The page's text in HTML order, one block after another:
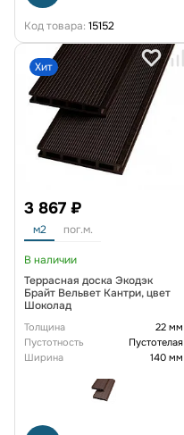
Код товара: 15152
Хит
3 867 ₽
м2 пог.м.
В наличии
Террасная доска Экодэк
Брайт Вельвет Кантри, цвет
Шоколад
Толщина
22 мм
Пустотность
Пустотелая
Ширина
140 мм